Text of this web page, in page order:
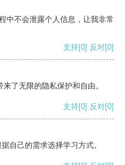
中不会泄露个人信息，让我非常
支持[0] 反对[0]
了无限的隐私保护和自由。
支持[0] 反对[0]
自己的需求选择学习方式。